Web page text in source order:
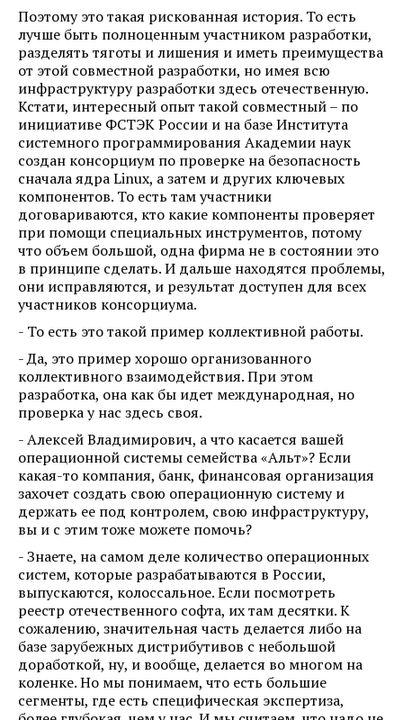
Поэтому это такая рискованная история. То есть
лучше быть полноценным участником разработки,
разделять тяготы и лишения и иметь преимущества
от этой совместной разработки, но имея всю
инфраструктуру разработки здесь отечественную.
Кстати, интересный опыт такой совместный – по
инициативе ФСТЭК России и на базе Института
системного программирования Академии наук
создан консорциум по проверке на безопасность
сначала ядра Linux, а затем и других ключевых
компонентов. То есть там участники
договариваются, кто какие компоненты проверяет
при помощи специальных инструментов, потому
что объем большой, одна фирма не в состоянии это
в принципе сделать. И дальше находятся проблемы,
они исправляются, и результат доступен для всех
участников консорциума.
- То есть это такой пример коллективной работы.
- Да, это пример хорошо организованного
коллективного взаимодействия. При этом
разработка, она как бы идет международная, но
проверка у нас здесь своя.
- Алексей Владимирович, а что касается вашей
операционной системы семейства «Альт»? Если
какая-то компания, банк, финансовая организация
захочет создать свою операционную систему и
держать ее под контролем, свою инфраструктуру,
вы и с этим тоже можете помочь?
- Знаете, на самом деле количество операционных
систем, которые разрабатываются в России,
выпускаются, колоссальное. Если посмотреть
реестр отечественного софта, их там десятки. К
сожалению, значительная часть делается либо на
базе зарубежных дистрибутивов с небольшой
доработкой, ну, и вообще, делается во многом на
коленке. Но мы понимаем, что есть большие
сегменты, где есть специфическая экспертиза,